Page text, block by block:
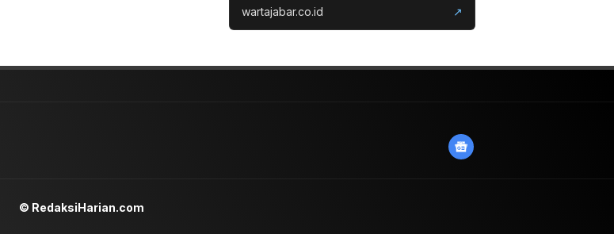
wartajabar.co.id ↗
© RedaksiHarian.com